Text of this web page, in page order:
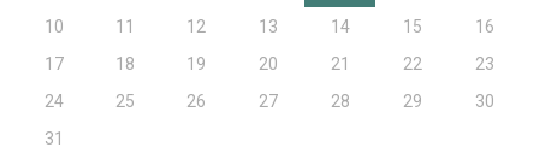
10
11 12 13 14 15
16
17
18 19 20 21 22
23
24
25 26 27 28 29
30
31